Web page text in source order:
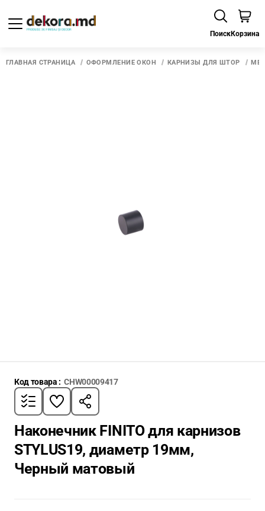
ПоискКорзина
ГЛАВНАЯ СТРАНИЦА ОФОРМЛЕНИЕ ОКОН КАРНИЗЫ ДЛЯ ШТОР
Код товара : CHW00009417
Наконечник FINITO для карнизов
STYLUS19, диаметр 19мм,
Черный матовый